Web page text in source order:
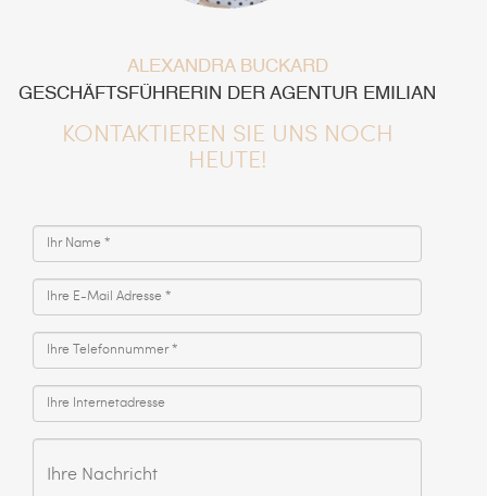
ALEXANDRA BUCKARD
GESCHÄFTSFÜHRERIN DER AGENTUR EMILIAN
KONTAKTIEREN SIE UNS NOCH
HEUTE!